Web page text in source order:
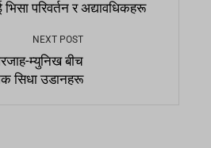
भिसा परिवर्तन र अद्यावधिकहरू
NEXT POST
म्युनिख बीच
सिधा उडानहरू